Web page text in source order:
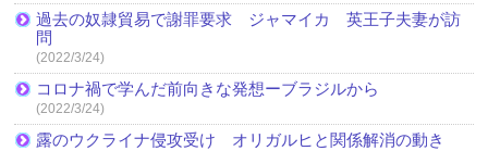
過去の奴隷貿易で謝罪要求 ジャマイカ 英王子夫妻が訪
問
(2022/3/24)
コロナ禍で学んだ前向きな発想ーブラジルから
(2022/3/24)
露のウクライナ侵攻受け オリガルヒと関係解消の動き